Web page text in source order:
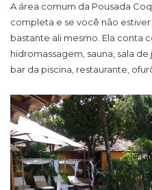
A área comum da Pousada
completa e se você não
bastante ali mesmo. Ela conta
hidromassagem, sauna, sala
bar da piscina, restaurante,